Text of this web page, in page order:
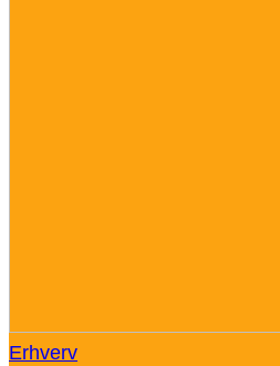
Erhverv